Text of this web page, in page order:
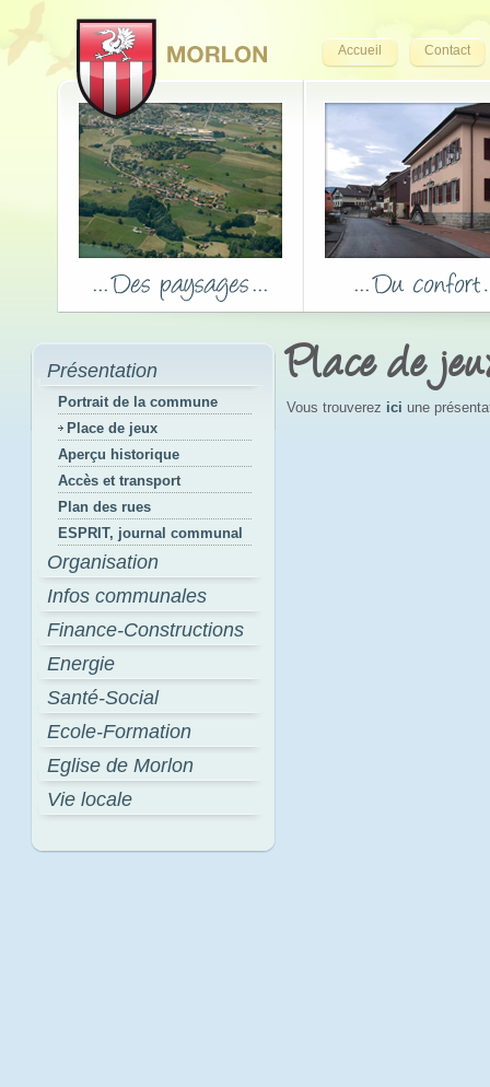
Accueil Contact
Présentation
Portrait de la commune
Place de jeux
Aperçu historique
Accès et transport
Plan des rues
ESPRIT, journal communal
Organisation
Infos communales
Finance-Constructions
Energie
Santé-Social
Ecole-Formation
Eglise de Morlon
Vie locale
Place de
Vous trouverez ici une